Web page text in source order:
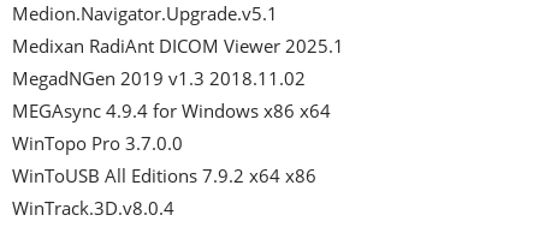
Medion.Navigator.Upgrade.v5.1
Medixan RadiAnt DICOM Viewer 2025.1
MegadNGen 2019 v1.3 2018.11.02
MEGAsync 4.9.4 for Windows x86 x64
WinTopo Pro 3.7.0.0
WinToUSB All Editions 7.9.2 x64 x86
WinTrack.3D.v8.0.4